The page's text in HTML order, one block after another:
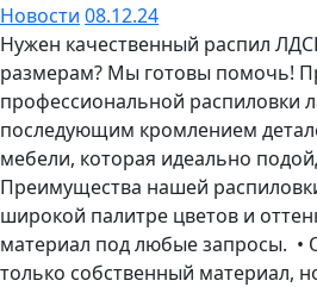
Новости 08.12.24
Нужен качественный распил
размерам? Мы готовы помочь!
профессиональной распиловки
последующим кромлением
мебели, которая идеально
Преимущества нашей
широкой палитре цветов и
материал под любые запросы. •
только собственный материал,